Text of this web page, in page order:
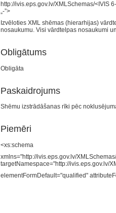
http://ivis.eps.gov.lv/XMLSchemas/<IVIS
„-”>
Izvēloties XML shēmas (hierarhijas)
nosaukumu. Visi vārdtelpas nosaukumi
Obligātums
Obligāta
Paskaidrojums
Shēmu izstrādāšanas rīki pēc
Piemēri
<xs:schema
xmlns="http://ivis.eps.gov.lv/
targetNamespace="http://ivis.eps.gov.lv/
elementFormDefault="qualified"